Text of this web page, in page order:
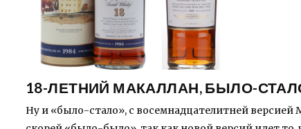
18-ЛЕТНИЙ МАКАЛЛАН, БЫЛО-
Ну и «было-стало», с восемнадцателитней версией